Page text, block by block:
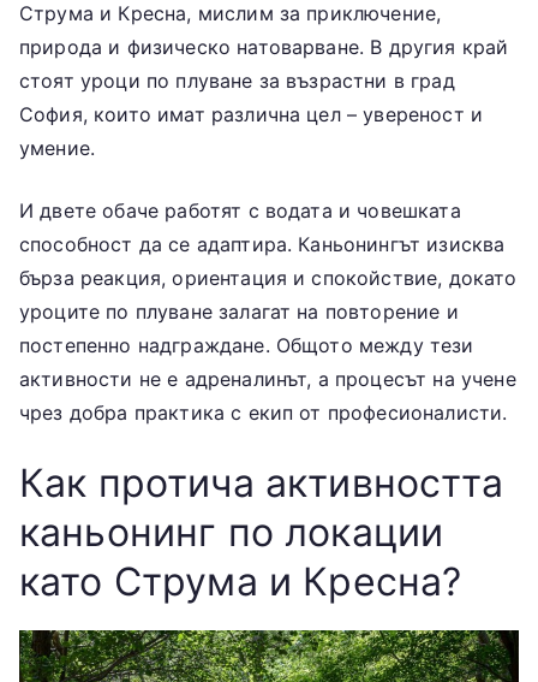
Струма и Кресна, мислим за приключение,
природа и физическо натоварване. В другия край
стоят уроци по плуване за възрастни в град
София, които имат различна цел – увереност и
умение.
И двете обаче работят с водата и човешката
способност да се адаптира. Каньонингът изисква
бърза реакция, ориентация и спокойствие, докато
уроците по плуване залагат на повторение и
постепенно надграждане. Общото между тези
активности не е адреналинът, а процесът на учене
чрез добра практика с екип от професионалисти.
Как протича активността
каньонинг по локации
като Струма и Кресна?